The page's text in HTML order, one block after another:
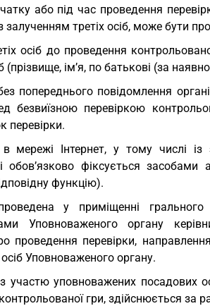
або під час проведення
залученням третіх осіб, може бути
осіб до проведення
ім’я, по батькові (за
попереднього повідомлення
безвиїзною перевіркою
перевірки.
мережі Інтернет, у тому числі із
фіксується засобами
функцію).
у приміщенні грального
Уповноваженого органу
проведення перевірки,
Уповноваженого органу.
участю уповноважених посадових
контрольованої гри, здійснюється